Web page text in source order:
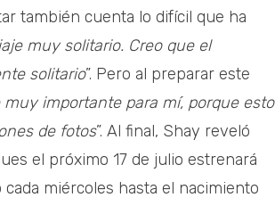
también cuenta lo difícil que ha
muy solitario. Creo que el
solitario”. Pero al preparar este
importante para mí, porque esto
de fotos”. Al final, Shay reveló
el próximo 17 de julio estrenará
miércoles hasta el nacimiento